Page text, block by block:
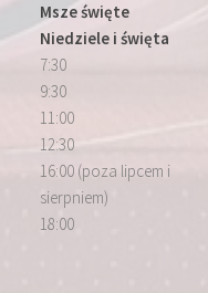
Msze święte
Niedziele i święta
7:30
9:30
11:00
12:30
16:00 (poza lipcem i
sierpniem)
18:00